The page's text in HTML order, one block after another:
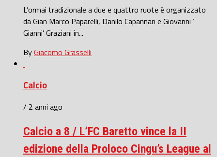
L’ormai tradizionale a due e quattro ruote è organizzato
da Gian Marco Paparelli, Danilo Capannari e Giovanni ‘
Gianni’ Graziani in...
ByGiacomo Grasselli
Calcio
/ 2 anni ago
Calcio a 8 / L’FC Baretto vince la II
edizione della Proloco Cingu’s League al